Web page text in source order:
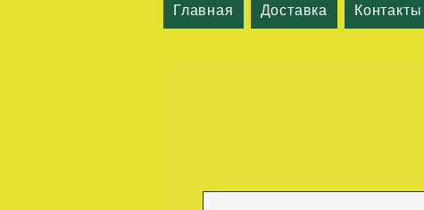
Главная Доставка Контакты